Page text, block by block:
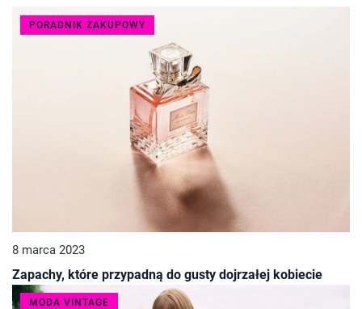
PORADNIK ZAKUPOWY
8 marca 2023
Zapachy, które przypadną do gusty dojrzałej kobiecie
MODA VINTAGE